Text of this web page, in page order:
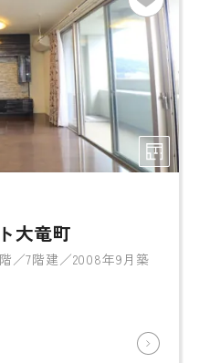
大竜町
／7階建／2008年9月築